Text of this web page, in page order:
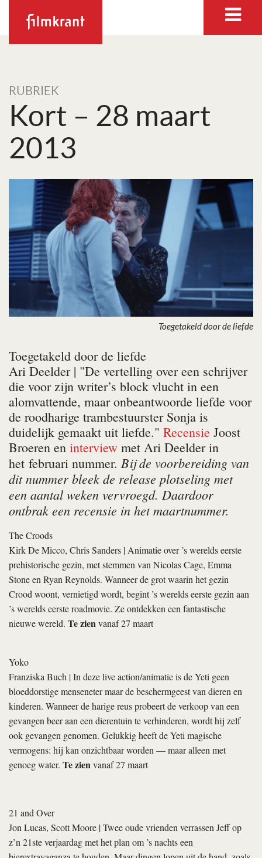
RUBRIEK
Kort – 28 maart
2013
Toegetakeld door de liefde
Toegetakeld door de liefde
Ari Deelder| "De vertelling over een schrijver
die voor zijn writer’s block vlucht in een
alomvattende, maar onbeantwoorde liefde voor
de roodharige trambestuurster Sonja is
duidelijk gemaakt uit liefde." Recensie Joost
Broeren en interview met Ari Deelder in
het februari nummer. Bij de voorbereiding van
dit nummer bleek de release plotseling met
een aantal weken vervroegd. Daardoor
ontbrak een recensie in het maartnummer.
The Croods
Kirk De Micco, Chris Sanders | Animatie over ’s werelds eerste
prehistorische gezin, met stemmen van Nicolas Cage, Emma
Stone en Ryan Reynolds. Wanneer de grot waarin het gezin
Crood woont, vernietigd wordt, begint ’s werelds eerste gezin aan
’s werelds eerste roadmovie. Ze ontdekken een fantastische
nieuwe wereld. Te zienvanaf 27 maart
Yoko
Franziska Buch | In deze live action/animatie is de Yeti geen
bloeddorstige menseneter maar de beschermgeest van dieren en
kinderen. Wanneer de harige reus probeert de verkoop van een
gevangen beer aan een dierentuin te verhinderen, wordt hij zelf
ook gevangen genomen. Gelukkig heeft de Yeti magische
vermogens: hij kan onzichtbaar worden — maar alleen met
genoeg water. Te zienvanaf 27 maart
21 and Over
Jon Lucas, Scott Moore | Twee oude vrienden verrassen Jeff op
z’n 21ste verjaardag met het plan om ’s nachts een